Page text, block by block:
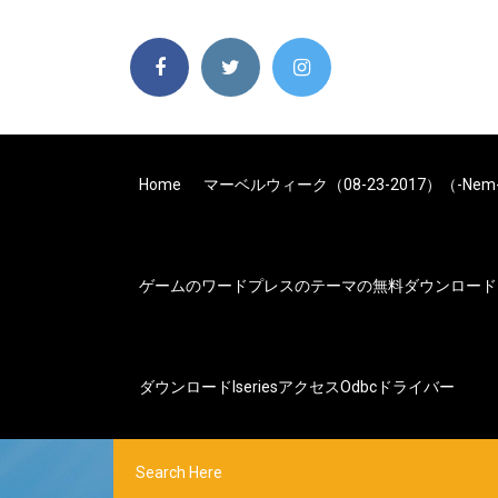
Home マーベルウィーク（08-23-2017）（-
ゲームのワードプレスのテーマの無料ダウンロー
ダウンロードiseriesアクセスodbcドライバー